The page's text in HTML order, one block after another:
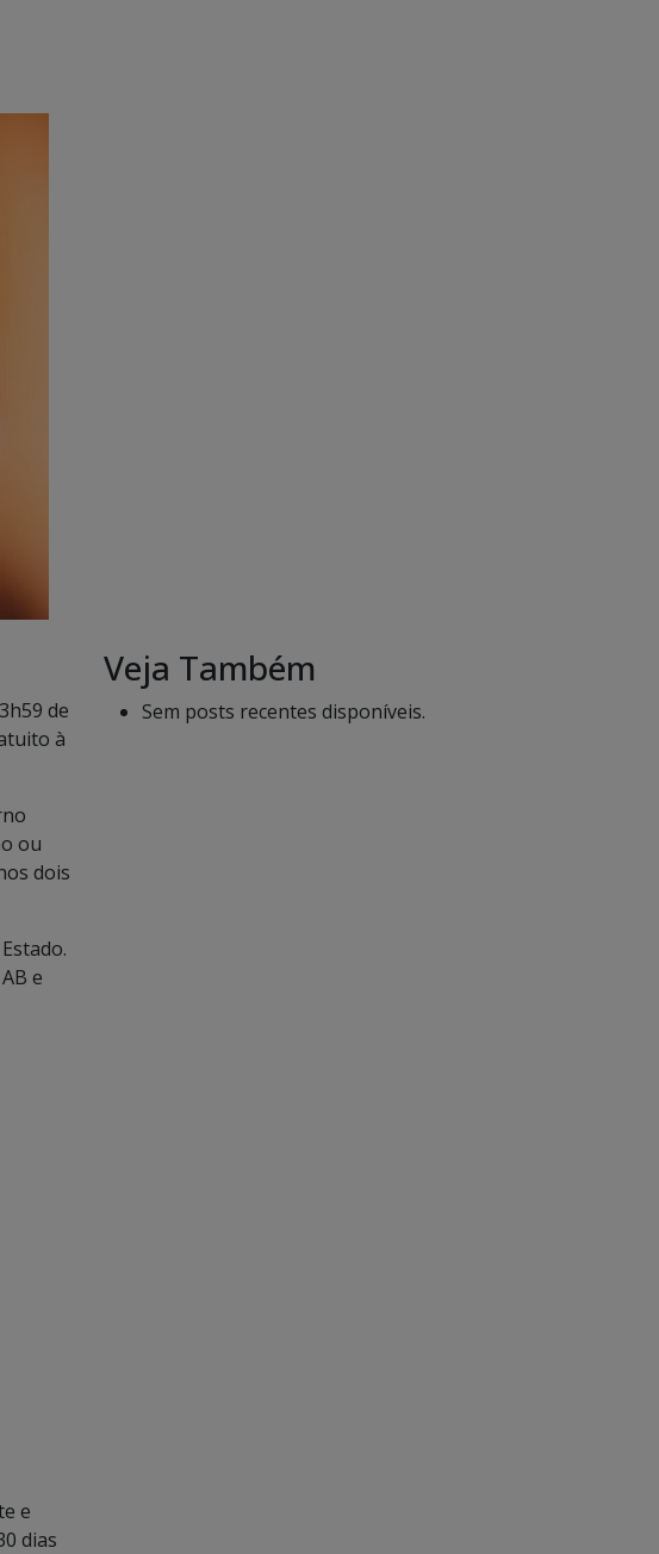
de
à
ou
dois
e
e
dias
Veja Também
Sem posts recentes disponíveis.